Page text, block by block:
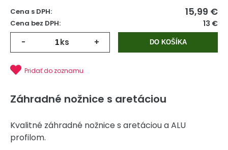
Cena s DPH: 15,99 €
Cena bez DPH: 13 €
- ks + DO KOŠÍKA
Pridať do zoznamu
Záhradné nožnice s aretáciou
Kvalitné záhradné nožnice s aretáciou a ALU
profilom.